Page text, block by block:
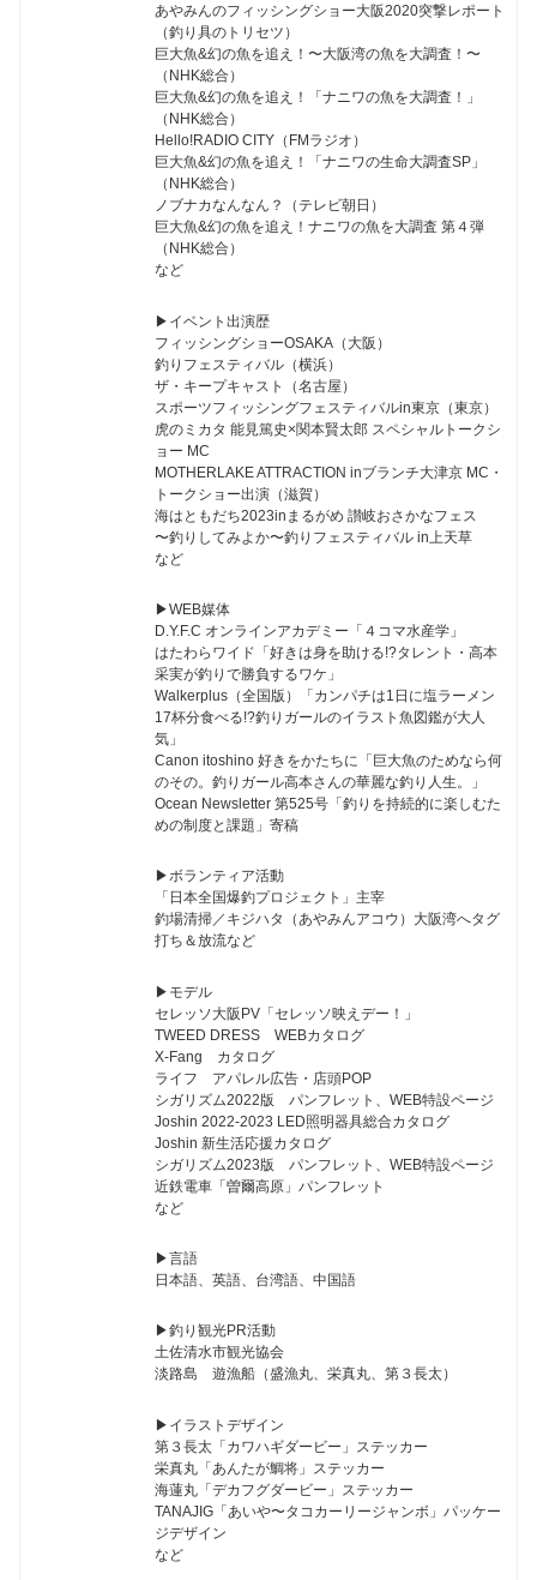
あやみんのフィッシングショー大阪2020突撃レポート
（釣り具のトリセツ）
巨大魚&幻の魚を追え！〜大阪湾の魚を大調査！〜
（NHK総合）
巨大魚&幻の魚を追え！「ナニワの魚を大調査！」
（NHK総合）
Hello!RADIO CITY（FMラジオ）
巨大魚&幻の魚を追え！「ナニワの生命大調査SP」
（NHK総合）
ノブナカなんなん？（テレビ朝日）
巨大魚&幻の魚を追え！ナニワの魚を大調査 第４弾
（NHK総合）
など
▶︎イベント出演歴
フィッシングショーOSAKA（大阪）
釣りフェスティバル（横浜）
ザ・キープキャスト（名古屋）
スポーツフィッシングフェスティバルin東京（東京）
虎のミカタ 能見篤史×関本賢太郎 スペシャルトークシ
ョー MC
MOTHERLAKE ATTRACTION inブランチ大津京 MC・
トークショー出演（滋賀）
海はともだち2023inまるがめ 讃岐おさかなフェス
〜釣りしてみよか〜釣りフェスティバル in上天草
など
▶︎WEB媒体
D.Y.F.C オンラインアカデミー「４コマ水産学」
はたわらワイド「好きは身を助ける!?タレント・高本
采実が釣りで勝負するワケ」
Walkerplus（全国版）「カンパチは1日に塩ラーメン
17杯分食べる!?釣りガールのイラスト魚図鑑が大人
気」
Canon itoshino 好きをかたちに「巨大魚のためなら何
のその。釣りガール高本さんの華麗な釣り人生。」
Ocean Newsletter 第525号「釣りを持続的に楽しむた
めの制度と課題」寄稿
▶︎ボランティア活動
「日本全国爆釣プロジェクト」主宰
釣場清掃／キジハタ（あやみんアコウ）大阪湾へタグ
打ち＆放流など
▶︎モデル
セレッソ大阪PV「セレッソ映えデー！」
TWEED DRESS WEBカタログ
X-Fang カタログ
ライフ アパレル広告・店頭POP
シガリズム2022版 パンフレット、WEB特設ページ
Joshin 2022-2023 LED照明器具総合カタログ
Joshin 新生活応援カタログ
シガリズム2023版 パンフレット、WEB特設ページ
近鉄電車「曽爾高原」パンフレット
など
▶︎言語
日本語、英語、台湾語、中国語
▶︎釣り観光PR活動
土佐清水市観光協会
淡路島 遊漁船（盛漁丸、栄真丸、第３長太）
▶︎イラストデザイン
第３長太「カワハギダービー」ステッカー
栄真丸「あんたが鯛将」ステッカー
海蓮丸「デカフグダービー」ステッカー
TANAJIG「あいや〜タコカーリージャンボ」パッケー
ジデザイン
など